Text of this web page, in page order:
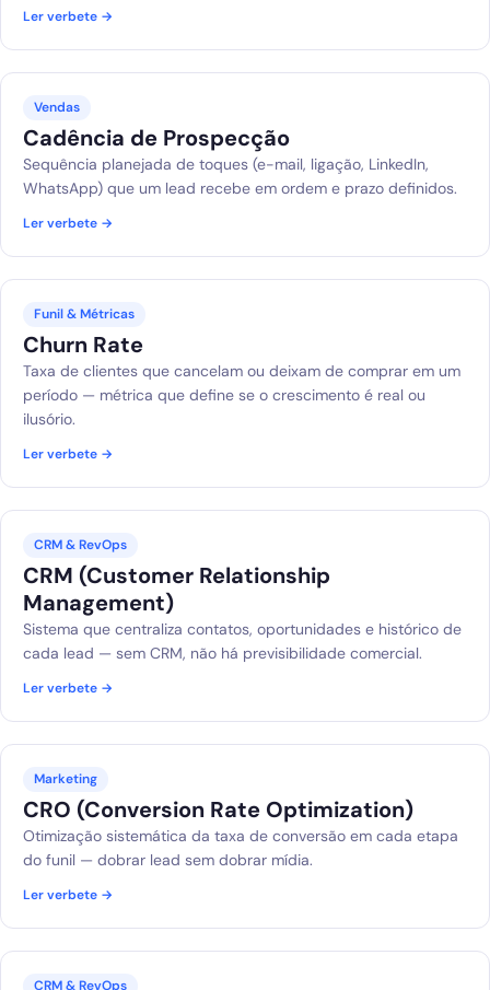
Ler verbete →
Vendas
Cadência de Prospecção
Sequência planejada de toques (e-mail, ligação, LinkedIn,
WhatsApp) que um lead recebe em ordem e prazo definidos.
Ler verbete →
Funil & Métricas
Churn Rate
Taxa de clientes que cancelam ou deixam de comprar em um
período — métrica que define se o crescimento é real ou
ilusório.
Ler verbete →
CRM & RevOps
CRM (Customer Relationship
Management)
Sistema que centraliza contatos, oportunidades e histórico de
cada lead — sem CRM, não há previsibilidade comercial.
Ler verbete →
Marketing
CRO (Conversion Rate Optimization)
Otimização sistemática da taxa de conversão em cada etapa
do funil — dobrar lead sem dobrar mídia.
Ler verbete →
CRM & RevOps